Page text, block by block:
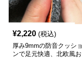
¥2,220 (税込)
厚み9mmの防音クッショ
ンで足元快適、北欧風お